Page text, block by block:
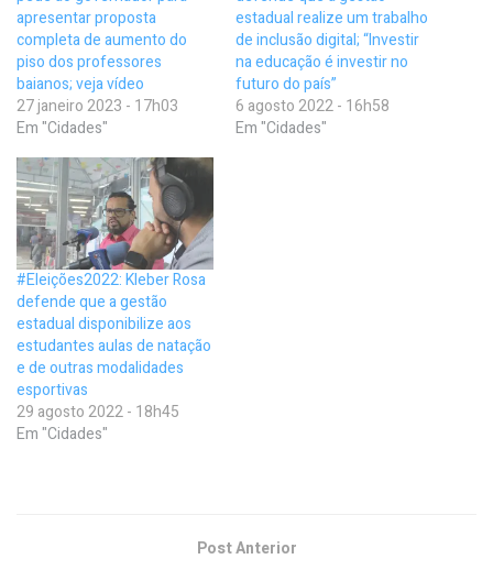
apresentar proposta
completa de aumento do
piso dos professores
baianos; veja vídeo
27 janeiro 2023 - 17h03
Em "Cidades"
estadual realize um trabalho
de inclusão digital; “Investir
na educação é investir no
futuro do país”
6 agosto 2022 - 16h58
Em "Cidades"
#Eleições2022: Kleber Rosa
defende que a gestão
estadual disponibilize aos
estudantes aulas de natação
e de outras modalidades
esportivas
29 agosto 2022 - 18h45
Em "Cidades"
Post Anterior